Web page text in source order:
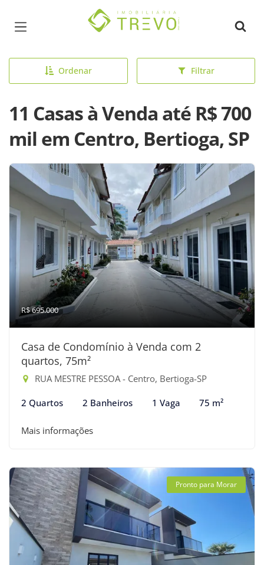
Página inicial
Ordenar Filtrar
11 Casas à Venda até R$ 700
mil em Centro, Bertioga, SP
R$ 695.000
Casa de Condomínio à Venda com 2
quartos, 75m²
RUA MESTRE PESSOA - Centro, Bertioga-SP
2 Quartos 2 Banheiros 1 Vaga 75 m²
Mais informações
Pronto para Morar